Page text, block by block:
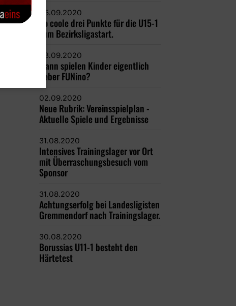
05.09.2020
So coole drei Punkte für die U15-1
zum Bezirksligastart.
03.09.2020
Wann spielen Kinder eigentlich
lieber FUNino?
02.09.2020
Neue Rubrik: Vereinsspielplan -
Aktuelle Spiele und Ergebnisse
31.08.2020
Intensives Trainingslager vor Ort
mit Überraschungsbesuch vom
Sponsor
31.08.2020
Achtungserfolg bei Landesligisten
Gremmendorf nach Trainingslager.
30.08.2020
Borussias U11-1 besteht den
Härtetest